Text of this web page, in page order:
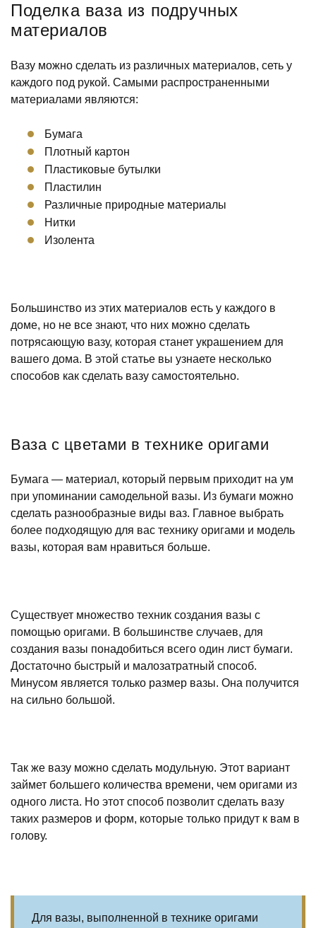
Поделка ваза из подручных
материалов
Вазу можно сделать из различных материалов, сеть у
каждого под рукой. Самыми распространенными
материалами являются:
Бумага
Плотный картон
Пластиковые бутылки
Пластилин
Различные природные материалы
Нитки
Изолента
Большинство из этих материалов есть у каждого в
доме, но не все знают, что них можно сделать
потрясающую вазу, которая станет украшением для
вашего дома. В этой статье вы узнаете несколько
способов как сделать вазу самостоятельно.
Ваза с цветами в технике оригами
Бумага — материал, который первым приходит на ум
при упоминании самодельной вазы. Из бумаги можно
сделать разнообразные виды ваз. Главное выбрать
более подходящую для вас технику оригами и модель
вазы, которая вам нравиться больше.
Существует множество техник создания вазы с
помощью оригами. В большинстве случаев, для
создания вазы понадобиться всего один лист бумаги.
Достаточно быстрый и малозатратный способ.
Минусом является только размер вазы. Она получится
на сильно большой.
Так же вазу можно сделать модульную. Этот вариант
займет большего количества времени, чем оригами из
одного листа. Но этот способ позволит сделать вазу
таких размеров и форм, которые только придут к вам в
голову.
Для вазы, выполненной в технике оригами